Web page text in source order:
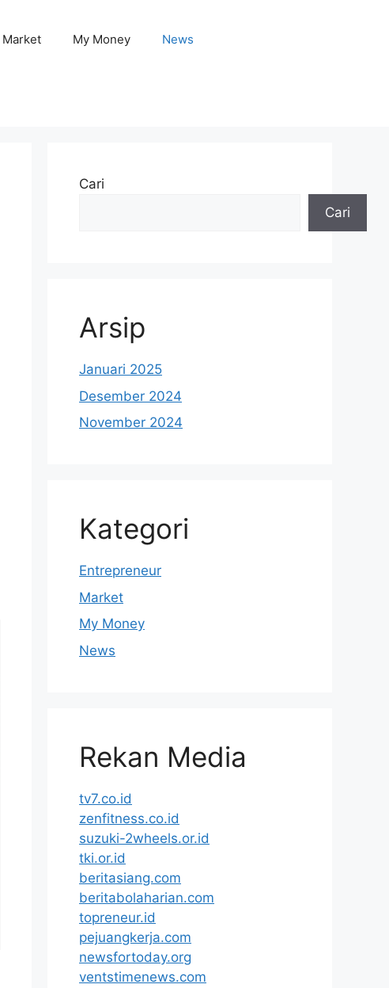
Market My Money News
Cari
Cari
Arsip
Januari 2025
Desember 2024
November 2024
Kategori
Entrepreneur
Market
My Money
News
Rekan Media
tv7.co.id
zenfitness.co.id
suzuki-2wheels.or.id
tki.or.id
beritasiang.com
beritabolaharian.com
topreneur.id
pejuangkerja.com
newsfortoday.org
ventstimenews.com